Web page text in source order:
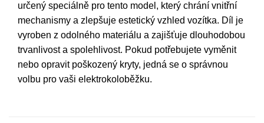
určený speciálně pro tento model, který chrání vnitřní
mechanismy a zlepšuje estetický vzhled vozítka. Díl je
vyroben z odolného materiálu a zajišťuje dlouhodobou
trvanlivost a spolehlivost. Pokud potřebujete vyměnit
nebo opravit poškozený kryty, jedná se o správnou
volbu pro vaši elektrokoloběžku.